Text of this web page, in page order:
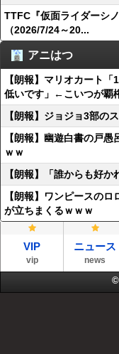
TTFC『仮面ライダーシ
（2026/7/24～20...
アニはつ
【朗報】マリオカート
低いです」←こいつが覇
【朗報】ジョジョ3部の
【朗報】幽遊白書の戸
ｗｗ
【朗報】「誰からも好
【朗報】ワンピースの
が立ちまくるｗｗｗ
VIP
vip
ニュース
news